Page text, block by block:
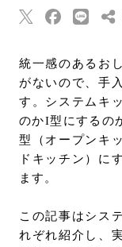
オンラインストア
カタログを見る
お問い合わせ
サポート
統一感のあるお
がないので、手
す。システムキ
のかI型にするの
型（オープンキ
ドキッチン）に
ます。
この記事はシス
れぞれ紹介し、